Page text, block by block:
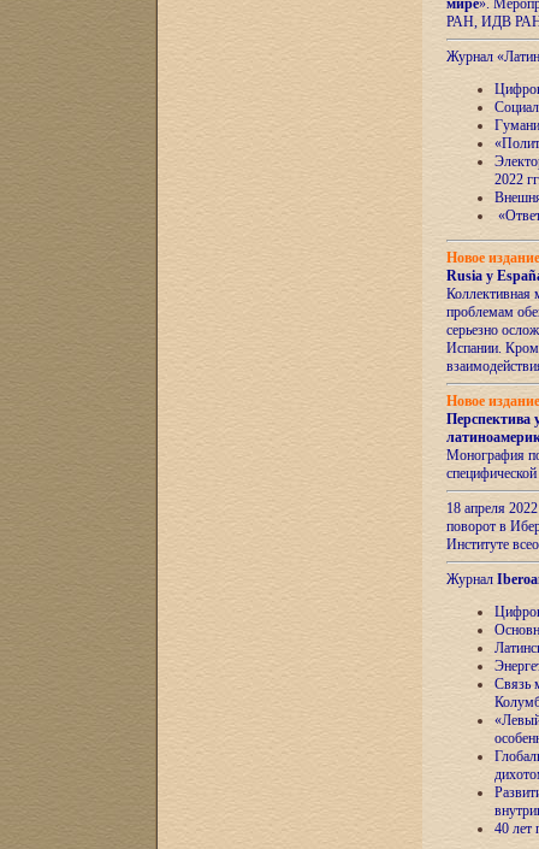
мире».
РАН, ИДВ
Журнал
2022
Новое
Rusia y
Коллективная
проблемам
серьезно
Испании.
Новое
Перспектива
Монография
18 апреля
поворот в
Институте
Журнал
Связь
40 лет